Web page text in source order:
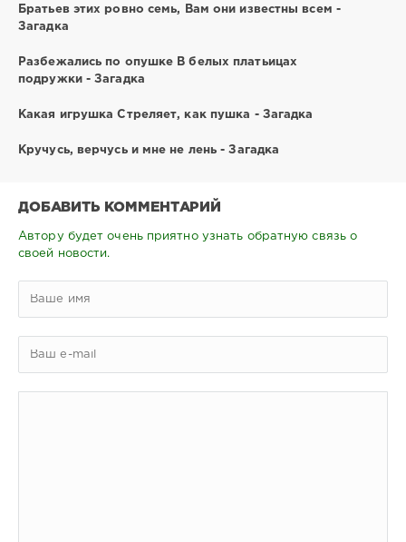
Братьев этих ровно семь, Вам они известны всем -
Загадка
Разбежались по опушке В белых платьицах
подружки - Загадка
Какая игрушка Стреляет, как пушка - Загадка
Кручусь, верчусь и мне не лень - Загадка
ДОБАВИТЬ КОММЕНТАРИЙ
Автору будет очень приятно узнать обратную связь о
своей новости.